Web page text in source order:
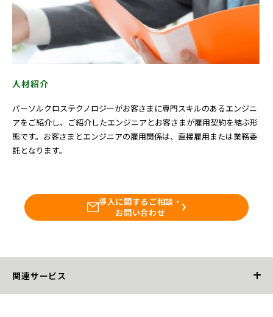
関連サービス
人材紹介
パーソルクロステクノロジーがお客さまに専門スキルのあるエンジニ
アをご紹介し、ご紹介したエンジニアとお客さまが雇用契約を結ぶ形
態です。お客さまとエンジニアの雇用関係は、直接雇用または業務委
託となります。
導入に関するご相談・
お問い合わせ